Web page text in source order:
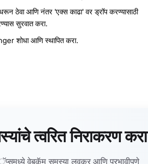
ठेवा आणि नंतर 'एक्स काढा' वर ड्रॉप करण्यासाठी
सुरवात करा.
शोधा आणि स्थापित करा.
त्वरित निराकरण करा
वेबकॅम समस्या लवकर आणि प्रभावीपणे